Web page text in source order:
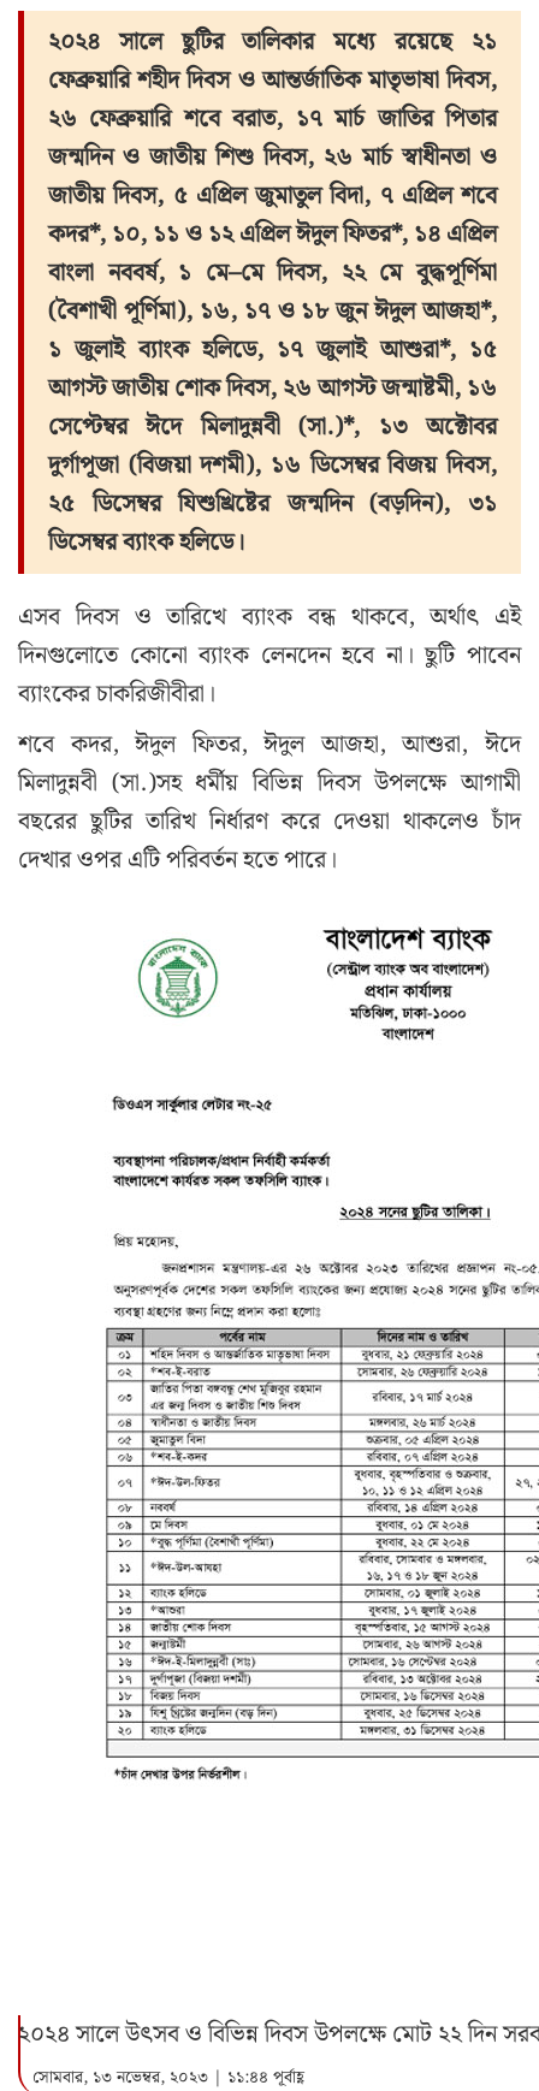
২০২৪ সালে ছুটির তা‌লিকার মধ্যে রয়েছে ২১
ফেব্রুয়ারি শহীদ দিবস ও আন্তর্জাতিক মাতৃভাষা দিবস,
২৬ ফেব্রুয়ারি শবে বরাত, ১৭ মার্চ জাতির পিতার
জন্মদিন ও জাতীয় শিশু দিবস, ২৬ মার্চ স্বাধীনতা ও
জাতীয় দিবস, ৫ এপ্রিল জুমাতুল বিদা, ৭ এপ্রিল শবে
কদর*, ১০, ১১ ও ১২ এপ্রিল ঈদুল ফিতর*, ১৪ এপ্রিল
বাংলা নববর্ষ, ১ মে–মে দিবস, ২২ মে বুদ্ধপূর্ণিমা
(বৈশাখী পূর্ণিমা), ১৬, ১৭ ও ১৮ জুন ঈদুল আজহা*,
১ জুলাই ব্যাংক হলিডে, ১৭ জুলাই আশুরা*, ১৫
আগস্ট জাতীয় শোক দিবস, ২৬ আগস্ট জন্মাষ্টমী, ১৬
সেপ্টেম্বর ঈদে মিলাদুন্নবী (সা.)*, ১৩ অক্টোবর
দুর্গাপূজা (বিজয়া দশমী), ১৬ ডিসেম্বর বিজয় দিবস,
২৫ ডিসেম্বর যিশুখ্রিষ্টের জন্মদিন (বড়দিন), ৩১
ডিসেম্বর ব্যাংক হলিডে।
এসব দিবস ও তারিখে ব্যাংক বন্ধ থাকবে, অর্থাৎ এই
দিনগুলোতে কোনো ব্যাংক লেনদেন হবে না। ছুটি পাবেন
ব্যাংকের চাকরিজীবীরা।
শবে কদর, ঈদুল ফিতর, ঈদুল আজহা, আশুরা, ঈদে
মিলাদুন্নবী (সা.)সহ ধর্মীয় বিভিন্ন দিবস উপলক্ষে আগামী
বছরের ছুটির তারিখ নির্ধারণ করে দেওয়া থাকলেও চাঁদ
দেখার ওপর এটি পরিবর্তন হতে পারে।
২০২৪ সালে উৎসব ও বিভিন্ন দিবস উপলক্ষে মোট ২২ দিন
সোমবার, ১৩ নভেম্বর, ২০২৩ | ১১:৪৪ পূর্বাহ্ণ